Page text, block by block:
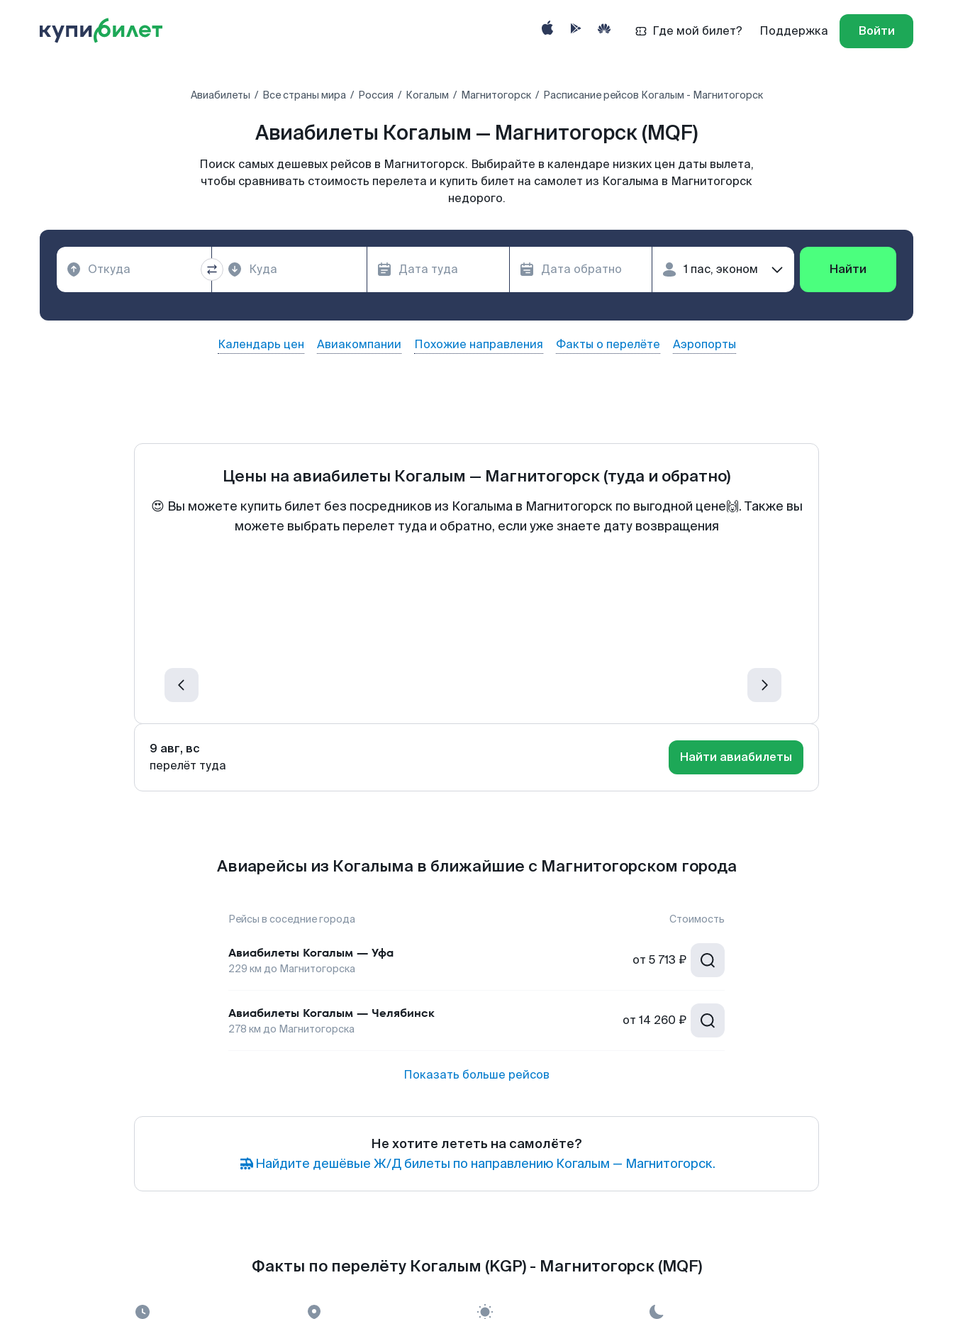
Где мой билет? Поддержка Войти
Авиабилеты Все страны мира Россия Когалым Магнитогорск Расписание рейсов Когалым - Магнитогорск
Авиабилеты Когалым — Магнитогорск (MQF)
Поиск самых дешевых рейсов в Магнитогорск. Выбирайте в календаре низких цен даты вылета,
чтобы сравнивать стоимость перелета и купить билет на самолет из Когалыма в Магнитогорск
недорого.
Найти
Календарь цен Авиакомпании Похожие направления Факты о перелёте Аэропорты
Цены на авиабилеты Когалым — Магнитогорск (туда и обратно)
😍 Вы можете купить билет без посредников из Когалыма в Магнитогорск по выгодной цене🙌. Также вы
можете выбрать перелет туда и обратно, если уже знаете дату возвращения
9 авг, вс
перелёт туда
Найти авиабилеты
Авиарейсы из Когалыма в ближайшие с Магнитогорском города
Рейсы в соседние города Стоимость
Авиабилеты Когалым — Уфа
229 км до Магнитогорска
от 5 713 ₽
Авиабилеты Когалым — Челябинск
278 км до Магнитогорска
от 14 260 ₽
Показать больше рейсов
Не хотите лететь на самолёте?
Найдите дешёвые Ж/Д билеты по направлению Когалым — Магнитогорск.
Факты по перелёту Когалым (KGP) - Магнитогорск (MQF)